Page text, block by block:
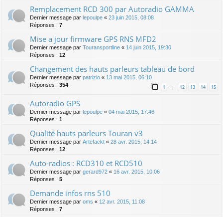
Remplacement RCD 300 par Autoradio GAMMA
Dernier message par lepoulpe « 23 juin 2015, 08:08
Réponses : 7
Mise a jour firmware GPS RNS MFD2
Dernier message par Touransportline « 14 juin 2015, 19:30
Réponses : 12
Changement des hauts parleurs tableau de bord
Dernier message par patrizio « 13 mai 2015, 06:10
Réponses : 354 1 12 13 14 15
Autoradio GPS
Dernier message par lepoulpe « 04 mai 2015, 17:46
Réponses : 1
Qualité hauts parleurs Touran v3
Dernier message par Artefackt « 28 avr. 2015, 14:14
Réponses : 12
Auto-radios : RCD310 et RCD510
Dernier message par gerard972 « 16 avr. 2015, 10:06
Réponses : 5
Demande infos rns 510
Dernier message par oms « 12 avr. 2015, 11:08
Réponses : 7